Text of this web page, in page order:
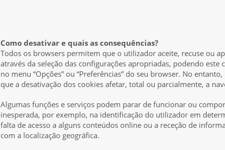
Como desativar e quais as consequências?
Todos os browsers permitem que o utilizador aceite, recuse ou
através da seleção das configurações apropriadas, podendo este
no menu “Opções” ou “Preferências” do seu browser. No
que a desativação dos cookies afetar, total ou parcialmente, a
Algumas funções e serviços podem parar de funcionar ou
inesperada, por exemplo, na identificação do utilizador em
falta de acesso a alguns conteúdos online ou a receção de
com a localização geográfica.